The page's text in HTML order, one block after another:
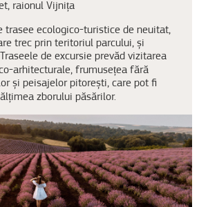
raionul Vijnița
trasee ecologico-turistice de neuitat,
trec prin teritoriul parcului, și
de excursie prevăd vizitarea
arhitecturale, frumusețea fără
și peisajelor pitorești, care pot fi
zborului păsărilor.